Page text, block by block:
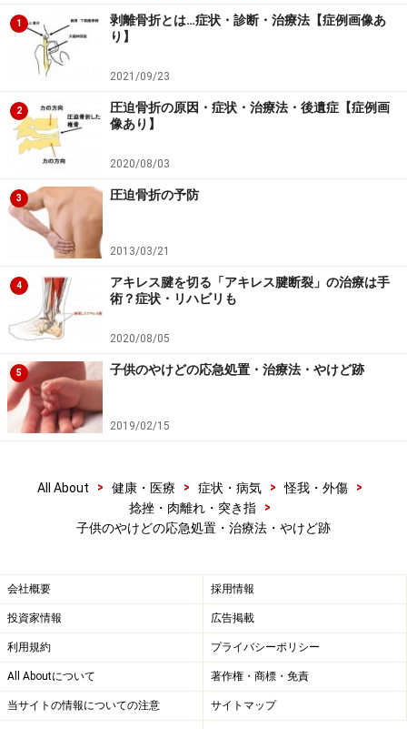
で判断します。
各部位の面積が体全体に占める割合は、子ども場合だと
頭部……乳児 20％、幼児以降の子ども 15％
片手……乳児 10％、幼児以降の子ども 10％
お腹……乳児 20％、幼児以降の子ども 20％
背中……乳児 20％、幼児以降の子ども 20％
片足……乳児 10％、幼児以降の子ども 15％
となります。
熱湯や火事でのやけどは重症になることが多いです。
重度のやけどは救急救命センターでの治療
が必要
やけどの治療は、やけどの深さによって異なります。ま
度以上のやけどは、入院の上、点滴を行い、感染症を予
防し、集中的な医学的管理が必要になりますので、速や
救急救命センターを受診することをお勧めします。
ここでは、すぐにできるやけどの処置法と外来での対処
法を説明します。
1
剥離骨折とは…症状・診断・治療法【症例画像あ
り】
2021/09/23
2
圧迫骨折の原因・症状・治療法・後遺症【症例画
像あり】
2020/08/03
3 圧迫骨折の予防
2013/03/21
4
アキレス腱を切る「アキレス腱断裂」の治療は手
術？症状・リハビリも
2020/08/05
5 子供のやけどの応急処置・治療法・やけど跡
2019/02/15
All About > 健康・医療 > 症状・病気 > 怪我・外傷
>
捻挫・肉離れ・突き指
>
子供のやけどの応急処置・治療法・やけど跡
会社概要 採用情報
投資家情報 広告掲載
利用規約 プライバシーポリシー
All Aboutについて 著作権・商標・免責
当サイトの情報についての注意 サイトマップ